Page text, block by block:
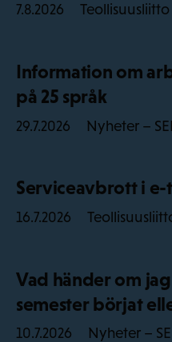
7.8.2026 Teollisuusliitto
Information om
på 25 språk
29.7.2026 Nyheter –
Serviceavbrott i e-
16.7.2026
Vad händer om
semester börjat
10.7.2026 Nyheter –